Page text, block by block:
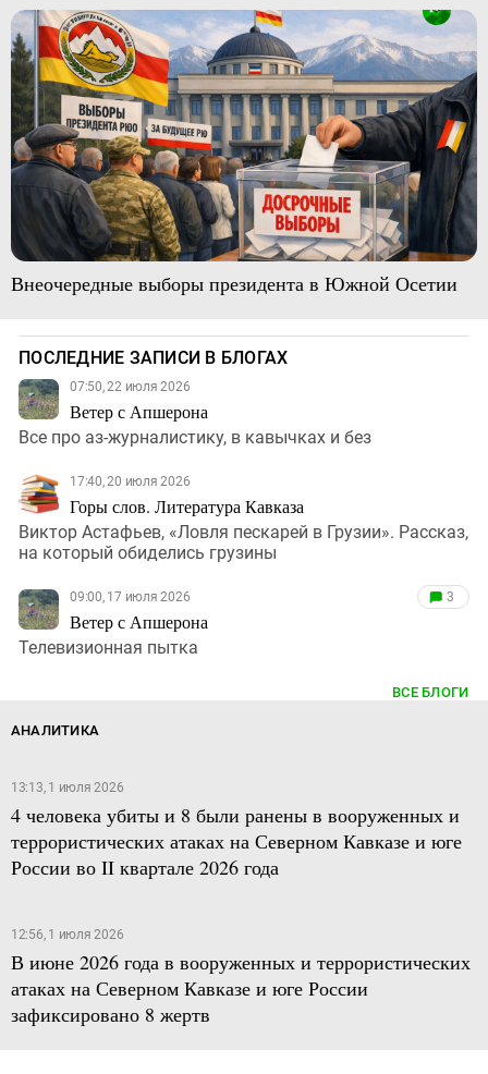
Внеочередные выборы президента в Южной Осетии
ПОСЛЕДНИЕ ЗАПИСИ В БЛОГАХ
07:50, 22 июля 2026
Ветер с Апшерона
Все про аз-журналистику, в кавычках и без
17:40, 20 июля 2026
Горы слов. Литература Кавказа
Виктор Астафьев, «Ловля пескарей в Грузии». Рассказ,
на который обиделись грузины
09:00, 17 июля 2026
Ветер с Апшерона
3
Телевизионная пытка
ВСЕ БЛОГИ
АНАЛИТИКА
13:13, 1 июля 2026
4 человека убиты и 8 были ранены в вооруженных и
террористических атаках на Северном Кавказе и юге
России во II квартале 2026 года
12:56, 1 июля 2026
В июне 2026 года в вооруженных и террористических
атаках на Северном Кавказе и юге России
зафиксировано 8 жертв